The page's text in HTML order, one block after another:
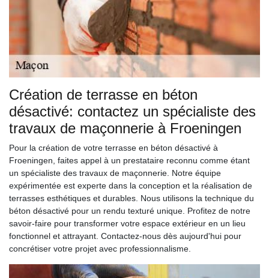
Création de terrasse en béton
désactivé: contactez un spécialiste des
travaux de maçonnerie à Froeningen
Pour la création de votre terrasse en béton désactivé à
Froeningen, faites appel à un prestataire reconnu comme étant
un spécialiste des travaux de maçonnerie. Notre équipe
expérimentée est experte dans la conception et la réalisation de
terrasses esthétiques et durables. Nous utilisons la technique du
béton désactivé pour un rendu texturé unique. Profitez de notre
savoir-faire pour transformer votre espace extérieur en un lieu
fonctionnel et attrayant. Contactez-nous dès aujourd'hui pour
concrétiser votre projet avec professionnalisme.